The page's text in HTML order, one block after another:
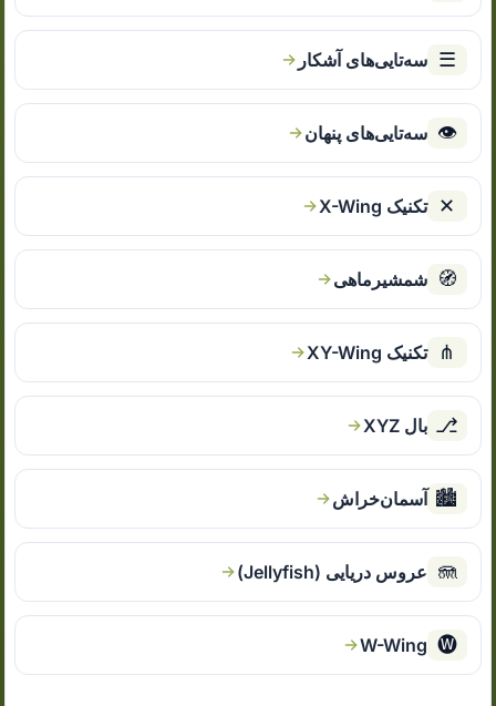
☰ سه‌تایی‌های آشکار
👁 سه‌تایی‌های پنهان
✕ تکنیک X-Wing
🧭 شمشیرماهی
⋔ تکنیک XY-Wing
⎇ بال XYZ
🏙 آسمان‌خراش
🪼 عروس دریایی (Jellyfish)
🅦
W-Wing